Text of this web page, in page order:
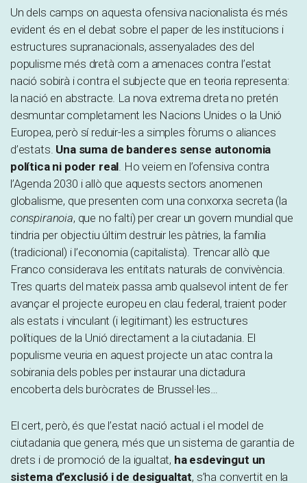
Un dels camps on aquesta ofensiva nacionalista és més
evident és en el debat sobre el paper de les institucions i
estructures supranacionals, assenyalades des del
populisme més dretà com a amenaces contra l’estat
nació sobirà i contra el subjecte que en teoria representa:
la nació en abstracte. La nova extrema dreta no pretén
desmuntar completament les Nacions Unides o la Unió
Europea, però sí reduir-les a simples fòrums o aliances
d’estats. Una suma de banderes sense autonomia
política ni poder real . Ho veiem en l’ofensiva contra
l’Agenda 2030 i allò que aquests sectors anomenen
globalisme, que presenten com una conxorxa secreta (la
conspiranoia, que no falti) per crear un govern mundial que
tindria per objectiu últim destruir les pàtries, la família
(tradicional) i l’economia (capitalista). Trencar allò que
Franco considerava les entitats naturals de convivència.
Tres quarts del mateix passa amb qualsevol intent de fer
avançar el projecte europeu en clau federal, traient poder
als estats i vinculant (i legitimant) les estructures
polítiques de la Unió directament a la ciutadania. El
populisme veuria en aquest projecte un atac contra la
sobirania dels pobles per instaurar una dictadura
encoberta dels buròcrates de Brussel·les…
El cert, però, és que l’estat nació actual i el model de
ciutadania que genera, més que un sistema de garantia de
drets i de promoció de la igualtat, ha esdevingut un
sistema d’exclusió i de desigualtat, s’ha convertit en la